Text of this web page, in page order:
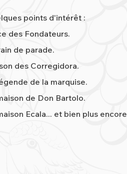
points d'intérêt :
des Fondateurs.
de parade.
des Corregidora.
de la marquise.
de Don Bartolo.
Ecala... et bien plus encore